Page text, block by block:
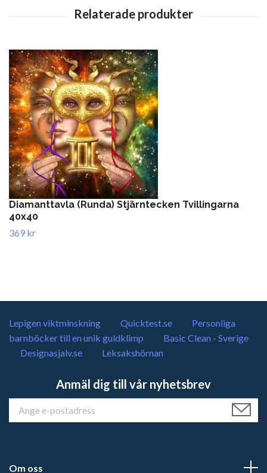
Diamanttavla (Runda) Stjärntecken Tvillingarna
40x40
369 kr
Lepigen viktminskning Quicktest.se
Personliga
barnböcker till en unik guldklimp
Basic Clean - Sverige
Designasjalv.se
Leksakshörnan
Anmäl dig till vår nyhetsbrev
Om oss